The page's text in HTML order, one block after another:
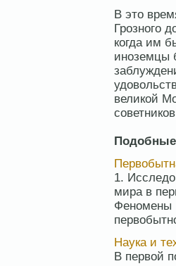
В это
Грозного
когда им
иноземцы
великой
1.
мира в
Феномены
Наука и
В первой